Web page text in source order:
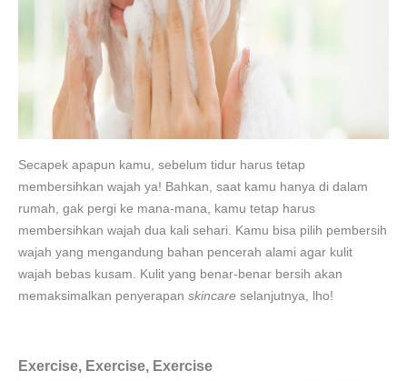
Secapek apapun kamu, sebelum tidur harus tetap
membersihkan wajah ya! Bahkan, saat kamu hanya di dalam
rumah, gak pergi ke mana-mana, kamu tetap harus
membersihkan wajah dua kali sehari. Kamu bisa pilih pembersih
wajah yang mengandung bahan pencerah alami agar kulit
wajah bebas kusam. Kulit yang benar-benar bersih akan
memaksimalkan penyerapan skincare selanjutnya, lho!
Exercise, Exercise, Exercise